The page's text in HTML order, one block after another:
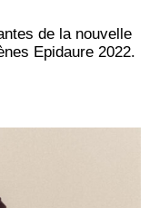
de la nouvelle
Epidaure 2022.